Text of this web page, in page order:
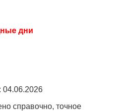
дни
04.06.2026
справочно, точное